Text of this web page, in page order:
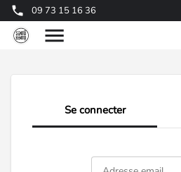
09 73 15 16 36
Se connecter